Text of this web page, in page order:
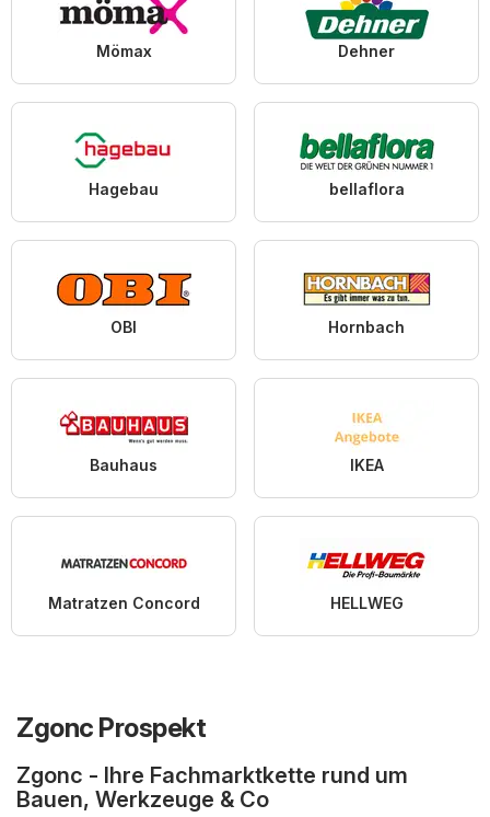
Mömax Dehner
Hagebau bellaflora
OBI Hornbach
Bauhaus IKEA
Matratzen Concord HELLWEG
Zgonc Prospekt
Zgonc - Ihre Fachmarktkette rund um
Bauen, Werkzeuge & Co